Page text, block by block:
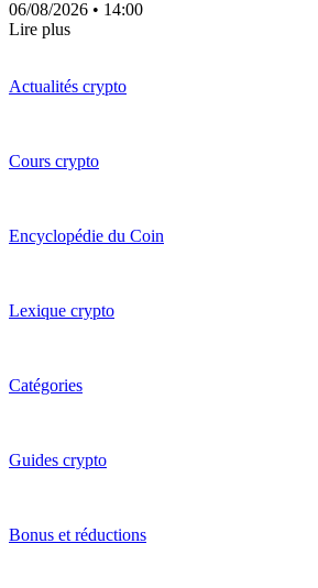
06/08/2026 • 14:00
Lire plus
Actualités crypto
Cours crypto
Encyclopédie du Coin
Lexique crypto
Catégories
Guides crypto
Bonus et réductions